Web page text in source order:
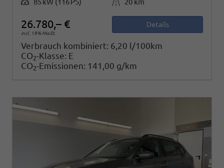
85 kW (116 PS) 20 km
26.780,– €
incl. 19% MwSt.
Details
Verbrauch kombiniert: 6,20 l/100km
CO2-Klasse: E
CO2-Emissionen: 141,00 g/km